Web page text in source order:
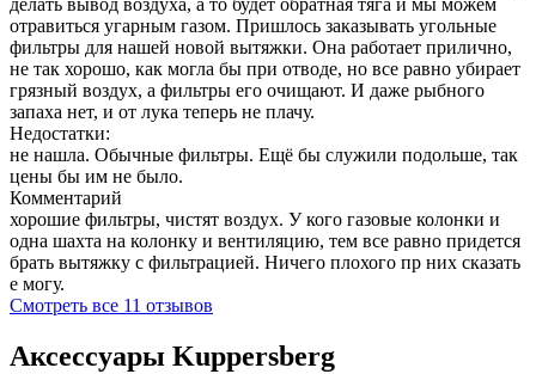
делать вывод воздуха, а то будет обратная тяга и мы можем
отравиться угарным газом. Пришлось заказывать угольные
фильтры для нашей новой вытяжки. Она работает прилично,
не так хорошо, как могла бы при отводе, но все равно убирает
грязный воздух, а фильтры его очищают. И даже рыбного
запаха нет, и от лука теперь не плачу.
Недостатки:
не нашла. Обычные фильтры. Ещё бы служили подольше, так
цены бы им не было.
Комментарий
хорошие фильтры, чистят воздух. У кого газовые колонки и
одна шахта на колонку и вентиляцию, тем все равно придется
брать вытяжку с фильтрацией. Ничего плохого пр них сказать
е могу.
Смотреть все 11 отзывов
Аксессуары Kuppersberg